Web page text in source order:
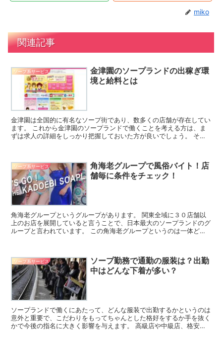
miko
関連記事
ソープ系サービス
金津園のソープランドの出稼ぎ環
境と給料とは
金津園は全国的に有名なソープ街であり、数多くの店舗が存在してい
ます。 これから金津園のソープランドで働くことを考える方は、ま
ずは求人の詳細をしっかり把握しておいた方が良いでしょう。 そし
ソープ系サービス
角海老グループで風俗バイト！店
舗毎に条件をチェック！
角海老グループというグループがあります。 関東全域に３０店舗以
上のお店を展開していると言うことで、日本最大のソープランドのグ
ループと言われています。 この角海老グループというのは一体どの
ソープ系サービス
ソープ勤務で通勤の服装は？出勤
中はどんな下着が多い？
ソープランドで働くにあたって、どんな服装で出勤するかというのは
意外と重要で、こだわりをもってちゃんとした格好をするか手を抜く
かで今後の指名に大きく影響を与えます。 高級店や中級店、格安店